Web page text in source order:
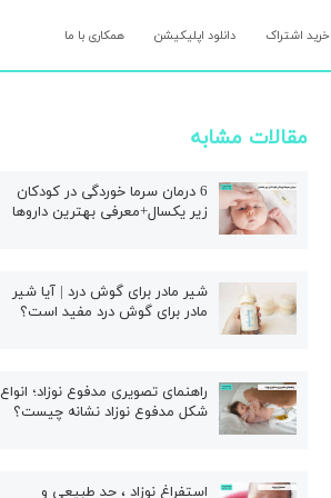
خرید اشتراک دانلود اپلیکیشن همکاری با ما
مقالات مشابه
6 درمان سرما خوردگی در کودکان
زیر یکسال+معرفی بهترین داروها
شیر مادر برای گوش درد | آیا شیر
مادر برای گوش درد مفید است؟
راهنمای تصویری مدفوع نوزاد؛ انواع
شکل مدفوع نوزاد نشانه چیست؟
استفراغ نوزاد ، حد طبیعی و